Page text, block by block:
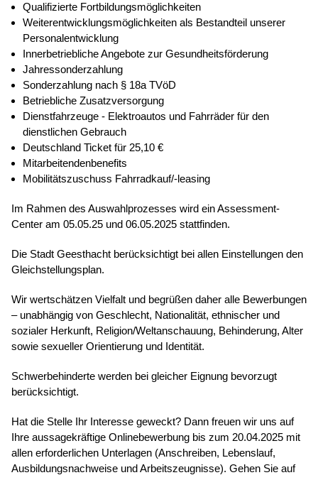
Qualifizierte Fortbildungsmöglichkeiten
Weiterentwicklungsmöglichkeiten als Bestandteil unserer
Personalentwicklung
Innerbetriebliche Angebote zur Gesundheitsförderung
Jahressonderzahlung
Sonderzahlung nach § 18a TVöD
Betriebliche Zusatzversorgung
Dienstfahrzeuge - Elektroautos und Fahrräder für den
dienstlichen Gebrauch
Deutschland Ticket für 25,10 €
Mitarbeitendenbenefits
Mobilitätszuschuss Fahrradkauf/-leasing
Im Rahmen des Auswahlprozesses wird ein Assessment-
Center am 05.05.25 und 06.05.2025 stattfinden.
Die Stadt Geesthacht berücksichtigt bei allen Einstellungen den
Gleichstellungsplan.
Wir wertschätzen Vielfalt und begrüßen daher alle Bewerbungen
– unabhängig von Geschlecht, Nationalität, ethnischer und
sozialer Herkunft, Religion/Weltanschauung, Behinderung, Alter
sowie sexueller Orientierung und Identität.
Schwerbehinderte werden bei gleicher Eignung bevorzugt
berücksichtigt.
Hat die Stelle Ihr Interesse geweckt? Dann freuen wir uns auf
Ihre aussagekräftige Onlinebewerbung bis zum 20.04.2025 mit
allen erforderlichen Unterlagen (Anschreiben, Lebenslauf,
Ausbildungsnachweise und Arbeitszeugnisse). Gehen Sie auf